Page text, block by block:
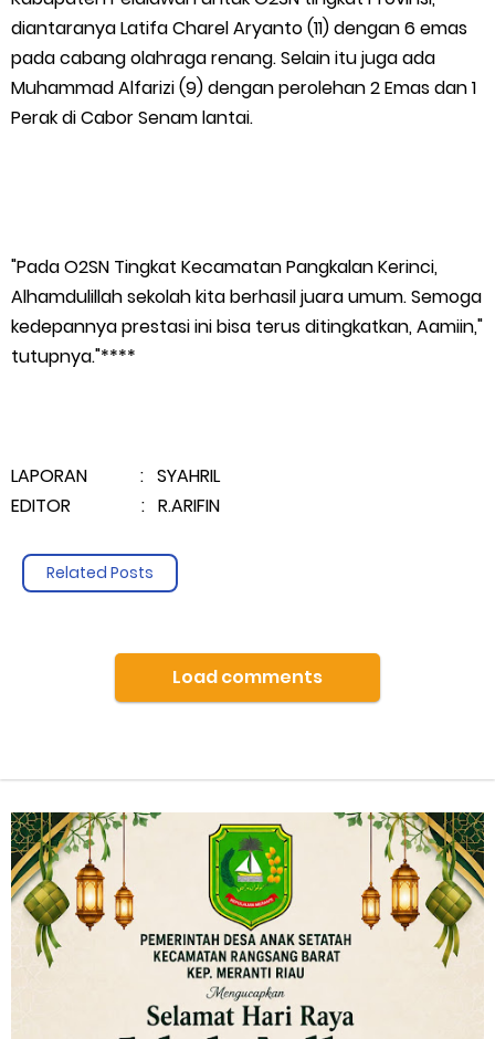
diantaranya Latifa Charel Aryanto (11) dengan 6 emas
pada cabang olahraga renang. Selain itu juga ada
Muhammad Alfarizi (9) dengan perolehan 2 Emas dan 1
Perak di Cabor Senam lantai.
"Pada O2SN Tingkat Kecamatan Pangkalan Kerinci,
Alhamdulillah sekolah kita berhasil juara umum. Semoga
kedepannya prestasi ini bisa terus ditingkatkan, Aamiin,"
tutupnya."****
LAPORAN : SYAHRIL
EDITOR : R.ARIFIN
Related Posts
Load comments